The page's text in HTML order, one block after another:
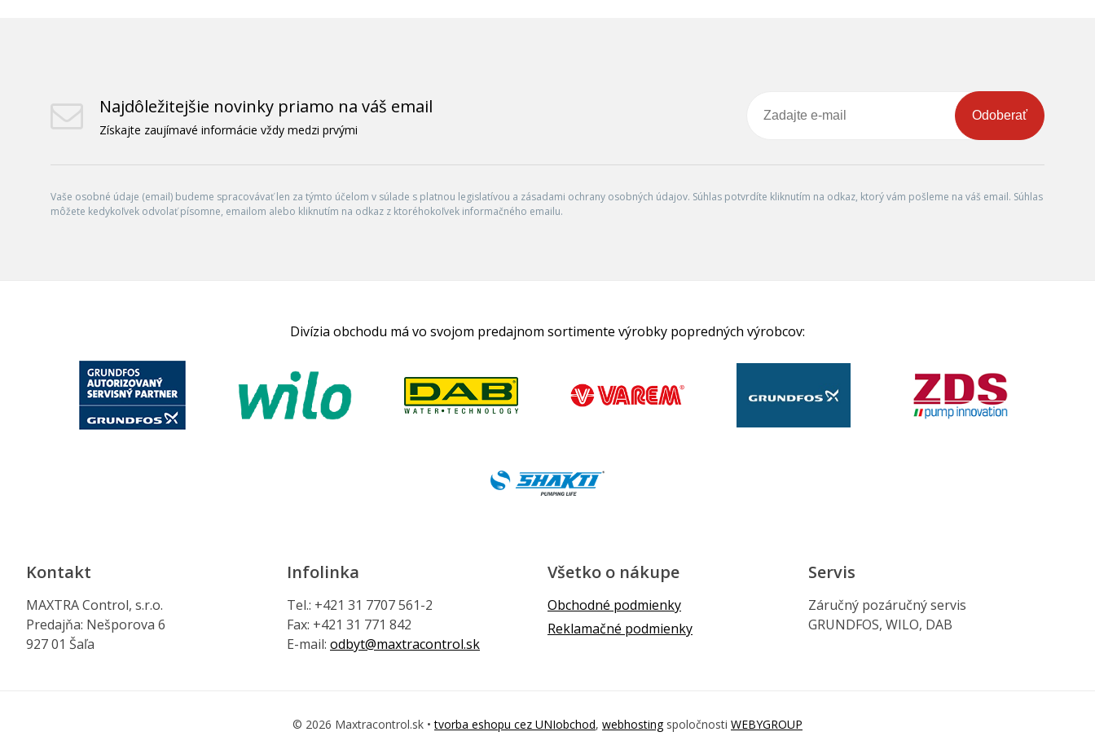
Najdôležitejšie novinky priamo na váš email
Získajte zaujímavé informácie vždy medzi prvými
Odoberať
Vaše osobné údaje (email) budeme spracovávať len za týmto účelom v súlade s platnou legislatívou a zásadami ochrany osobných údajov. Súhlas potvrdíte kliknutím na odkaz, ktorý vám pošleme na váš email. Súhlas
môžete kedykoľvek odvolať písomne, emailom alebo kliknutím na odkaz z ktoréhokoľvek informačného emailu.
Divízia obchodu má vo svojom predajnom sortimente výrobky popredných výrobcov:
Kontakt
MAXTRA Control, s.r.o.
Predajňa: Nešporova 6
927 01 Šaľa
Infolinka
Tel.: +421 31 7707 561-2
Fax: +421 31 771 842
E-mail: odbyt@maxtracontrol.sk
Všetko o nákupe
Obchodné podmienky
Reklamačné podmienky
Servis
Záručný pozáručný servis
GRUNDFOS, WILO, DAB
© 2026 Maxtracontrol.sk •tvorba eshopu cez UNIobchod, webhostingspoločnosti WEBYGROUP